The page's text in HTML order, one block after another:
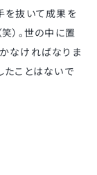
を抜いて成果を
）。世の中に置
なければなりま
たことはないで